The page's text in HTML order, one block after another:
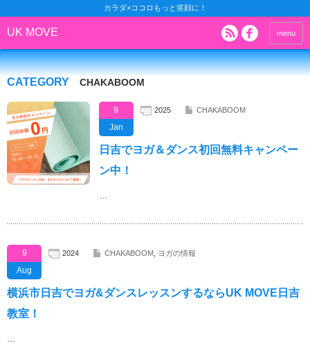
カラダ×ココロもっと笑顔に！
UK MOVE menu
CATEGORY CHAKABOOM
9
Jan
2025 CHAKABOOM
日吉でヨガ＆ダンス初回無料キャンペー
ン中！
…
9
Aug
2024 CHAKABOOM ヨガの情報
横浜市日吉でヨガ&ダンスレッスンするならUK MOVE日吉
教室！
…